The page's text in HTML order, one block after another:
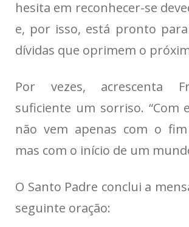
hesita em reconhecer-se
e, por isso, está pronto
dívidas que oprimem o
Por vezes, acrescenta
suficiente um sorriso. “Com
não vem apenas com o
mas com o início de um
O Santo Padre conclui a
seguinte oração: